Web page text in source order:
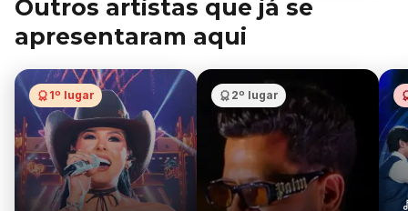
Outros artistas que já se
apresentaram aqui
1º lugar 2º lugar